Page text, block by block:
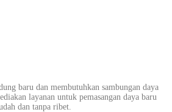
baru dan membutuhkan sambungan daya
layanan untuk pemasangan daya baru
dan tanpa ribet.